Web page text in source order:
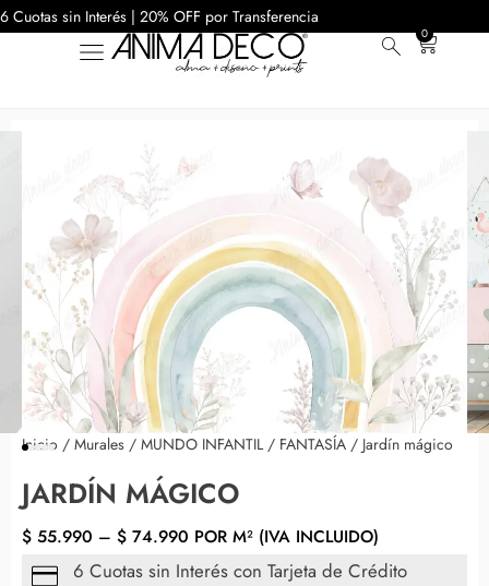
6 Cuotas sin Interés | 20% OFF por Transferencia
0
Inicio / Murales / MUNDO INFANTIL/ FANTASÍA / Jardín mágico
JARDÍN MÁGICO
$ 55.990 – $ 74.990 POR M² (IVA INCLUIDO)
6 Cuotas sin Interés con Tarjeta de Crédito